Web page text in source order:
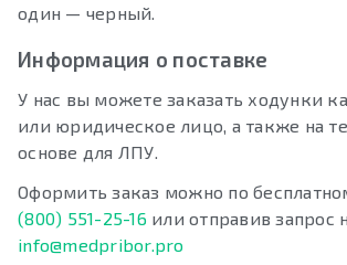
один — черный.
Информация о поставке
У нас вы можете заказать ходунки
или юридическое лицо, а также на
основе для ЛПУ.
Оформить заказ можно по
(800) 551-25-16 или отправив запрос
info@medpribor.pro